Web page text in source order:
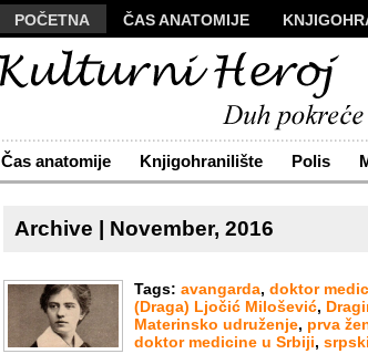
POČETNA ČAS ANATOMIJE
MANUSKRIPT
VIZUALI
ARHIVA
O NAMA ŽIVA REČ
Čas anatomije Knjigohranilište Polis
Archive | November, 2016
Tags: avangarda, doktor
(Draga) Ljočić Milošević,
Materinsko udruženje, prva
doktor medicine u Srbiji,